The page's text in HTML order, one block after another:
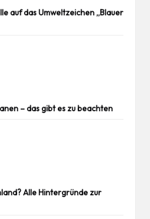
auf das Umweltzeichen „Blauer
– das gibt es zu beachten
Alle Hintergründe zur